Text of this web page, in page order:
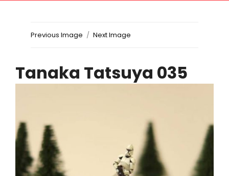
Previous Image Next Image
Tanaka Tatsuya 035